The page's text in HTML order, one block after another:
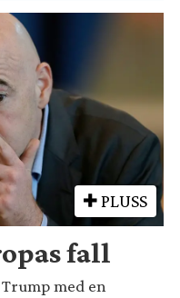
PLUSS
fall
med en